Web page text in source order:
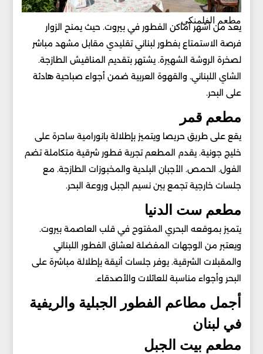
مطعم الفلمنكي
يعد من أشهر أماكن الفطور في بيروت. حيث يمنح الزوار
فرصة الاستمتاع بفطور لبناني تقليدي مقابل مشهد مباشر
لصخرة الروشة الشهيرة. يشتهر بتقديم المناقيش الطازجة.
الشاي اللبناني. والقهوة العربية ضمن أجواء صباحية هادئة
على البحر.
مطعم قمر
يقع على طريق حريصا ويتميز بإطلالة بانورامية ساحرة على
خليج جونية. يقدم المطعم تجربة فطور شرقية متكاملة تضم
الفول. الحمص. الأجبان البلدية والمخبوزات الطازجة. مع
جلسات خارجية تجمع بين نسيم الجبل وروعة البحر.
مطعم ست الدنيا
يتميز بموقعه البحري المفتوح في قلب العاصمة بيروت.
ويعتبر من الوجهات المفضلة لعشاق الفطور اللبناني
والمقبلات الشرقية. يوفر جلسات أنيقة بإطلالة مباشرة على
البحر وأجواء مناسبة للعائلات والأصدقاء.
أجمل مطاعم الفطور الجبلية والريفية
في لبنان
مطعم بيت الجبل